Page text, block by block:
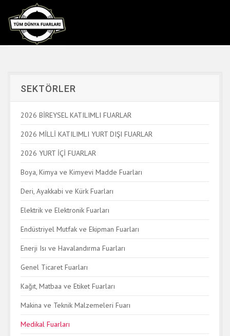
SEKTÖRLER
2026 BİREYSEL KATILIMLI FUARLAR
2026 MİLLİ KATILIMLI YURT DIŞI FUARLAR
2026 YURT İÇİ FUARLAR
Boya, Kimya ve Kimyevi Madde Fuarları
Deri, Ayakkabi ve Kürk Fuarları
Elektrik ve Elektronik Fuarları
Endüstriyel Mutfak ve Ekipman Fuarları
Enerji Isı ve Havalandırma Fuarları
Genel Ticaret Fuarları
Kağıt, Matbaa ve Etiket Fuarları
Makina ve Teknik Malzemeleri Fuarı
Medikal Fuarları